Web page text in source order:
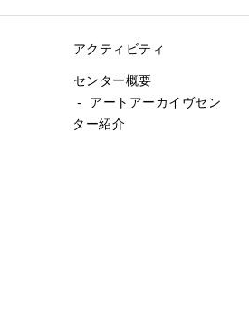
アクティビティ
センター概要
- アートアーカイヴセン
ター紹介